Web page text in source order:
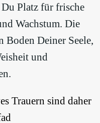
Platz für frische
Wachstum. Die
Boden Deiner Seele,
und
Trauern sind daher